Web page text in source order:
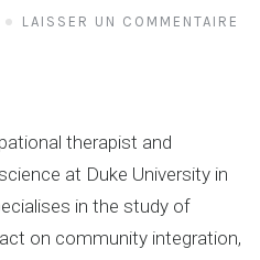
LAISSER UN COMMENTAIRE
therapist and
at Duke University in
in the study of
on community integration,